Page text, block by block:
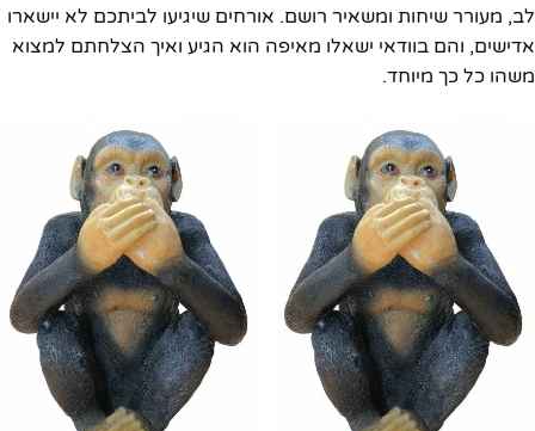
לב, מעורר שיחות ומשאיר רושם. אורחים שיגיעו לביתכם לא יישארו
אדישים, והם בוודאי ישאלו מאיפה הוא הגיע ואיך הצלחתם למצוא
משהו כל כך מיוחד.